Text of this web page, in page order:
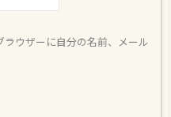
ウザーに自分の名前、メール